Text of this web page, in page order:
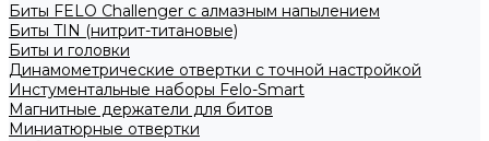
Биты FELO Challenger с алмазным напылением
Биты TIN (нитрит-титановые)
Биты и головки
Динамометрические отвертки с точной настройкой
Инстументальные наборы Felo-Smart
Магнитные держатели для битов
Миниатюрные отвертки